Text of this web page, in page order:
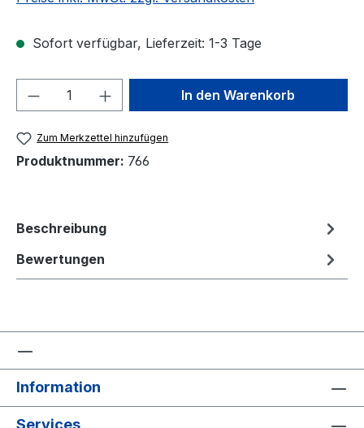
Sofort verfügbar, Lieferzeit: 1-3 Tage
Produkt Anzahl: Gib denIn den Warenkorb
Zum Merkzettel hinzufügen
Produktnummer: 766
Beschreibung
Bewertungen
Information
Services